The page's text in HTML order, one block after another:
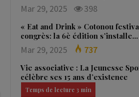
Mar 29, 2025 398
« Eat and Drink » Cotonou
congrès: la 6è édition s’installe…
Mar 29, 2025 737
Vie associative : La Jeunesse
célèbre ses 15 ans d’existence